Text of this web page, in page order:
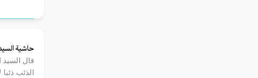
حاشية
قال
الذئب